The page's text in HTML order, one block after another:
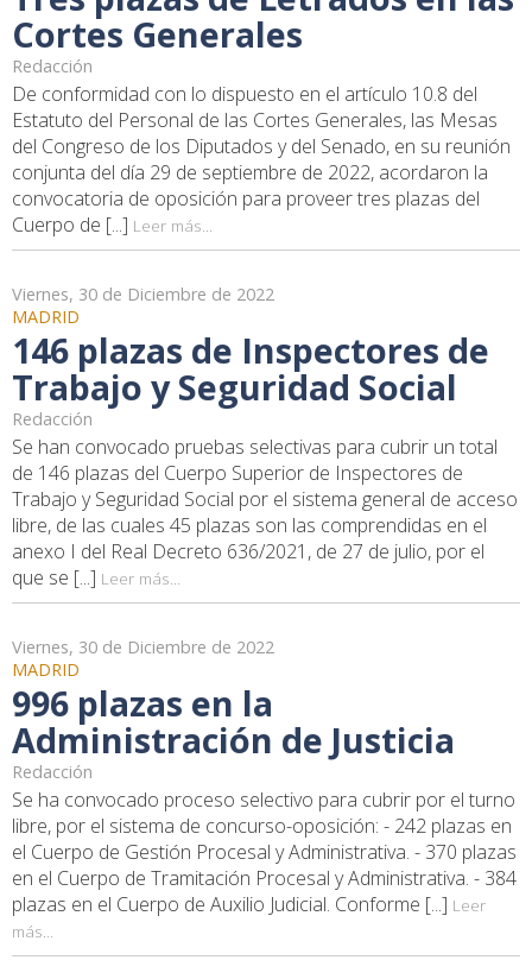
Cortes Generales
Redacción
De conformidad con lo dispuesto en el artículo 10.8 del
Estatuto del Personal de las Cortes Generales, las Mesas
del Congreso de los Diputados y del Senado, en su reunión
conjunta del día 29 de septiembre de 2022, acordaron la
convocatoria de oposición para proveer tres plazas del
Cuerpo de [...] Leer más...
Viernes, 30 de Diciembre de 2022
MADRID
146 plazas de Inspectores de
Trabajo y Seguridad Social
Redacción
Se han convocado pruebas selectivas para cubrir un total
de 146 plazas del Cuerpo Superior de Inspectores de
Trabajo y Seguridad Social por el sistema general de acceso
libre, de las cuales 45 plazas son las comprendidas en el
anexo I del Real Decreto 636/2021, de 27 de julio, por el
que se [...] Leer más...
Viernes, 30 de Diciembre de 2022
MADRID
996 plazas en la
Administración de Justicia
Redacción
Se ha convocado proceso selectivo para cubrir por el turno
libre, por el sistema de concurso-oposición: - 242 plazas en
el Cuerpo de Gestión Procesal y Administrativa. - 370 plazas
en el Cuerpo de Tramitación Procesal y Administrativa. - 384
plazas en el Cuerpo de Auxilio Judicial. Conforme [...] Leer
más...